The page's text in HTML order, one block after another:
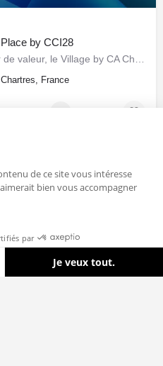
by CCI28
France
de ce site vous intéresse
bien vous accompagner
par
Je veux tout.